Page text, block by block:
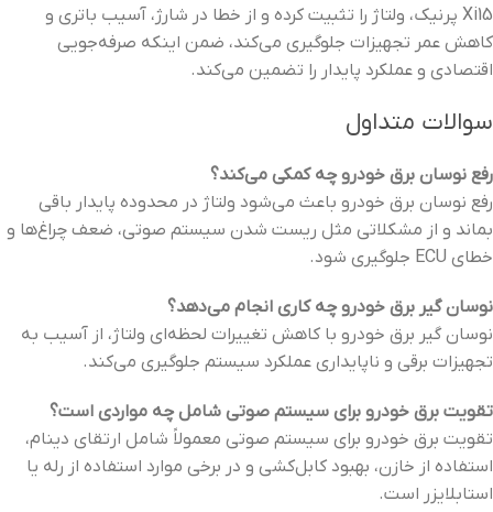
Xi15 پرنیک، ولتاژ را تثبیت کرده و از خطا در شارژ، آسیب باتری و
کاهش عمر تجهیزات جلوگیری می‌کند، ضمن اینکه صرفه‌جویی
اقتصادی و عملکرد پایدار را تضمین می‌کند.
سوالات متداول
رفع نوسان برق خودرو چه کمکی می‌کند؟
رفع نوسان برق خودرو باعث می‌شود ولتاژ در محدوده پایدار باقی
بماند و از مشکلاتی مثل ریست شدن سیستم صوتی، ضعف چراغ‌ها و
خطای ECU جلوگیری شود.
نوسان گیر برق خودرو چه کاری انجام می‌دهد؟
نوسان گیر برق خودرو با کاهش تغییرات لحظه‌ای ولتاژ، از آسیب به
تجهیزات برقی و ناپایداری عملکرد سیستم جلوگیری می‌کند.
تقویت برق خودرو برای سیستم صوتی شامل چه مواردی است؟
تقویت برق خودرو برای سیستم صوتی معمولاً شامل ارتقای دینام،
استفاده از خازن، بهبود کابل‌کشی و در برخی موارد استفاده از رله یا
استابلایزر است.